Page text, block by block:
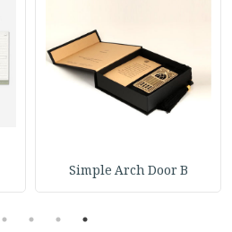
Simple Arch Door B
1
2
3
4